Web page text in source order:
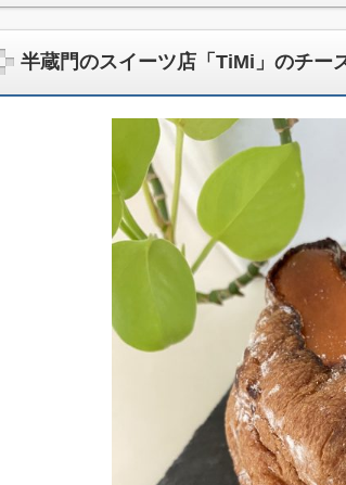
半蔵門のスイーツ店「TiMi」のチー